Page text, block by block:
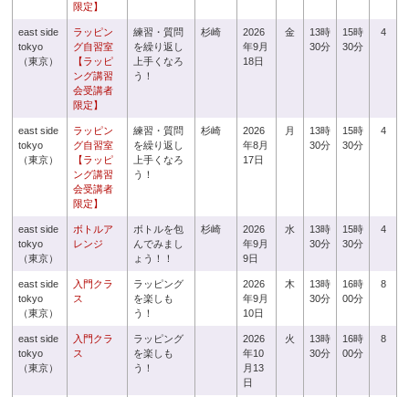
限定】
east side
tokyo
（東京）
ラッピン
グ自習室
【ラッピ
ング講習
会受講者
限定】
練習・質問
を繰り返し
上手くなろ
う！
杉崎
2026
年9月
18日
金
13時
30分
15時
30分
4
east side
tokyo
（東京）
ラッピン
グ自習室
【ラッピ
ング講習
会受講者
限定】
練習・質問
を繰り返し
上手くなろ
う！
杉崎
2026
年8月
17日
月
13時
30分
15時
30分
4
east side
tokyo
（東京）
ボトルア
レンジ
ボトルを包
んでみまし
ょう！！
杉崎
2026
年9月
9日
水
13時
30分
15時
30分
4
east side
tokyo
（東京）
入門クラ
ス
ラッピング
を楽しも
う！
2026
年9月
10日
木
13時
30分
16時
00分
8
east side
tokyo
（東京）
入門クラ
ス
ラッピング
を楽しも
う！
2026
年10
月13
日
火
13時
30分
16時
00分
8